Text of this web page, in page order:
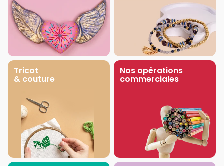
Tricot
& couture
Nos opérations
commerciales